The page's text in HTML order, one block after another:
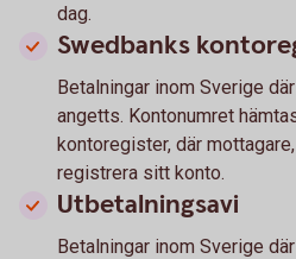
dag.
Swedbanks
Betalningar inom Sverige
angetts. Kontonumret
kontoregister, där
registrera sitt konto.
Utbetalningsavi
Betalningar inom Sverige